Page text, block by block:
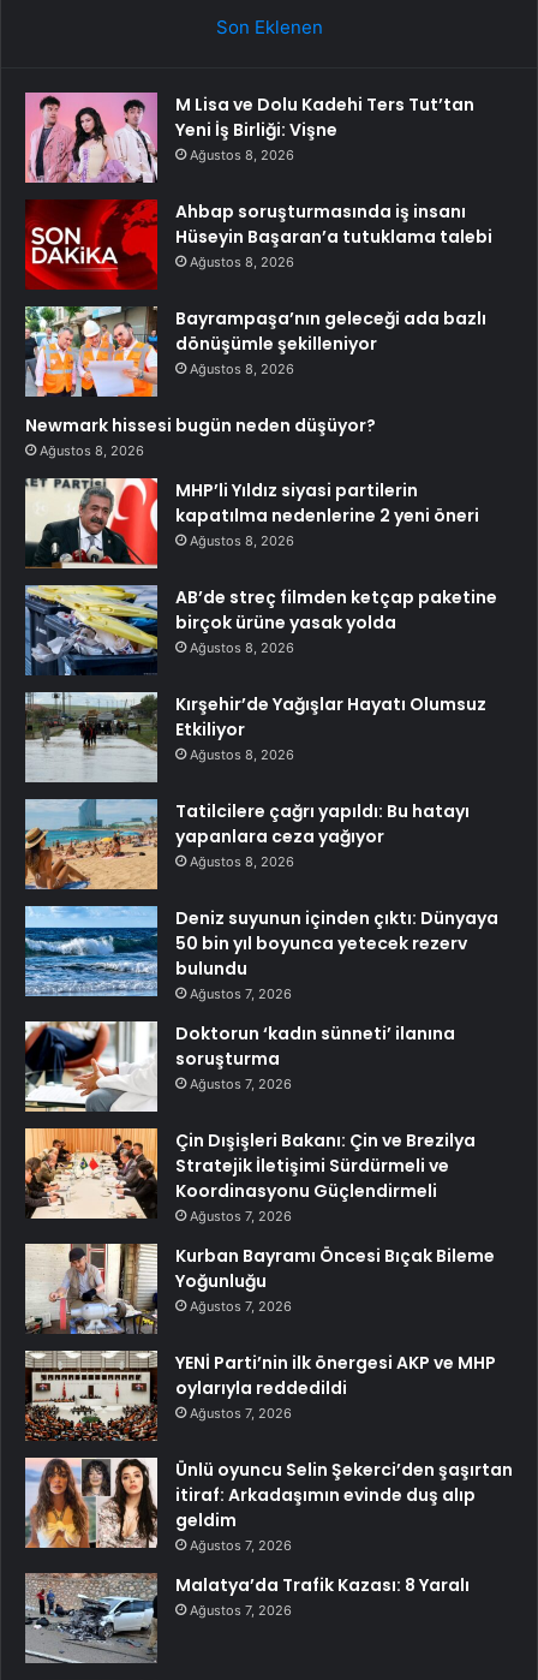
Son Eklenen
M Lisa ve Dolu Kadehi Ters Tut’tan
Yeni İş Birliği: Vişne
Ağustos 8, 2026
Ahbap soruşturmasında iş insanı
Hüseyin Başaran’a tutuklama talebi
Ağustos 8, 2026
Bayrampaşa’nın geleceği ada bazlı
dönüşümle şekilleniyor
Ağustos 8, 2026
Newmark hissesi bugün neden düşüyor?
Ağustos 8, 2026
MHP’li Yıldız siyasi partilerin
kapatılma nedenlerine 2 yeni öneri
Ağustos 8, 2026
AB’de streç filmden ketçap paketine
birçok ürüne yasak yolda
Ağustos 8, 2026
Kırşehir’de Yağışlar Hayatı Olumsuz
Etkiliyor
Ağustos 8, 2026
Tatilcilere çağrı yapıldı: Bu hatayı
yapanlara ceza yağıyor
Ağustos 8, 2026
Deniz suyunun içinden çıktı: Dünyaya
50 bin yıl boyunca yetecek rezerv
bulundu
Ağustos 7, 2026
Doktorun ‘kadın sünneti’ ilanına
soruşturma
Ağustos 7, 2026
Çin Dışişleri Bakanı: Çin ve Brezilya
Stratejik İletişimi Sürdürmeli ve
Koordinasyonu Güçlendirmeli
Ağustos 7, 2026
Kurban Bayramı Öncesi Bıçak Bileme
Yoğunluğu
Ağustos 7, 2026
YENİ Parti’nin ilk önergesi AKP ve MHP
oylarıyla reddedildi
Ağustos 7, 2026
Ünlü oyuncu Selin Şekerci’den şaşırtan
itiraf: Arkadaşımın evinde duş alıp
geldim
Ağustos 7, 2026
Malatya’da Trafik Kazası: 8 Yaralı
Ağustos 7, 2026